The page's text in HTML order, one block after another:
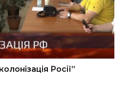
Росії”